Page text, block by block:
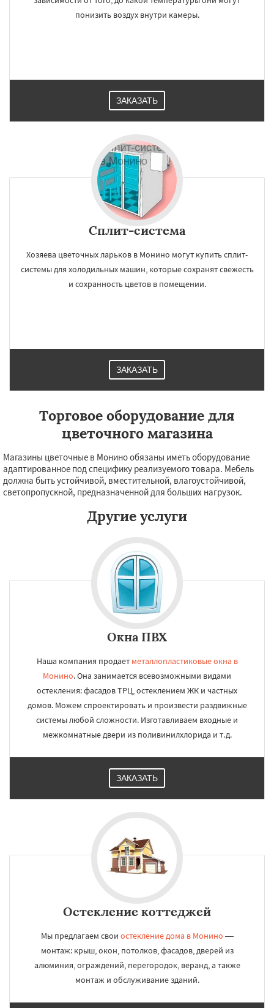
Работаем по
Некрасовское
Обухово
Правдинский Решетниково
Свердловск Северный
Тучково Уваровка
Фряново
Черкизово Черусти
понизить воздух внутри камеры.
ЗАКАЗАТЬ
Сплит-система
Хозяева цветочных ларьков в Монино могут купить сплит-
системы для холодильных машин, которые сохранят свежесть
и сохранность цветов в помещении.
ЗАКАЗАТЬ
Торговое оборудование для
цветочного магазина
Магазины цветочные в Монино обязаны иметь оборудование
адаптированное под специфику реализуемого товара. Мебель
должна быть устойчивой, вместительной, влагоустойчивой,
светопропускной, предназначенной для больших нагрузок.
Другие услуги
Окна ПВХ
Наша компания продает металлопластиковые окна в
Монино. Она занимается всевозможными видами
остекления: фасадов ТРЦ, остеклением ЖК и частных
домов. Можем спроектировать и произвести раздвижные
системы любой сложности. Изготавливаем входные и
межкомнатные двери из поливинилхлорида и т.д.
ЗАКАЗАТЬ
Остекление коттеджей
Мы предлагаем свои остекление дома в Монино —
монтаж: крыш, окон, потолков, фасадов, дверей из
алюминия, ограждений, перегородок, веранд, а также
монтаж и обслуживание зданий.
УЗНАТЬ ПОДРОБНЕЕ
Даю согласие на обработку персональных данных